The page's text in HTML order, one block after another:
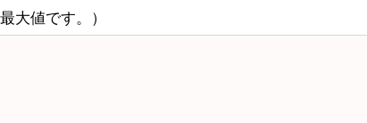
値です。）